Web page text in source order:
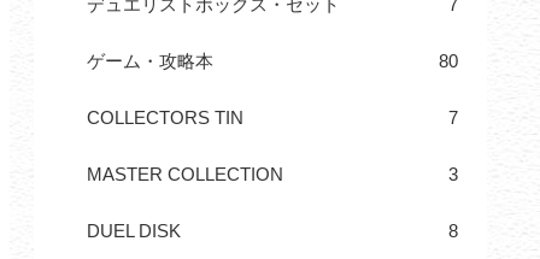
ゲーム・攻略本 80
COLLECTORS TIN 7
MASTER COLLECTION 3
DUEL DISK 8